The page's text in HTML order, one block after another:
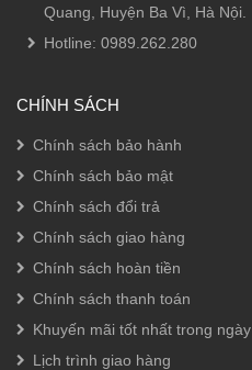
Quang, Huyện Ba Vì, Hà Nội.
Hotline: 0989.262.280
CHÍNH SÁCH
Chính sách bảo hành
Chính sách bảo mật
Chính sách đổi trả
Chính sách giao hàng
Chính sách hoàn tiền
Chính sách thanh toán
Khuyến mãi tốt nhất trong ngày
Lịch trình giao hàng